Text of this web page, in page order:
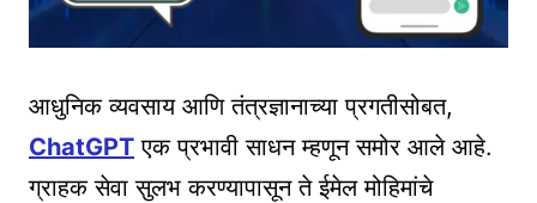
आधुनिक व्यवसाय आणि तंत्रज्ञानाच्या प्रगतीसोबत,
ChatGPT एक प्रभावी साधन म्हणून समोर आले आहे.
ग्राहक सेवा सुलभ करण्यापासून ते ईमेल मोहिमांचे